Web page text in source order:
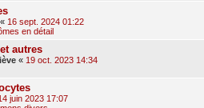
« 16 sept. 2024 01:22
en détail
autres
« 19 oct. 2023 14:34
juin 2023 17:07